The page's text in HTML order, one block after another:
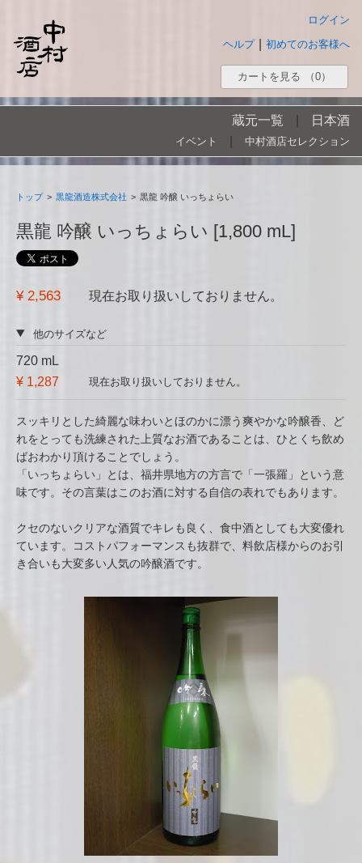
ログイン
初めてのお客様へ
ヘルプ
カートを見る （0）
蔵元一覧 日本酒
イベント 中村酒店セレクション
トップ > 黒龍酒造株式会社 > 黒龍 吟醸 いっちょらい
黒龍 吟醸 いっちょらい [1,800 mL]
¥ 2,563 現在お取り扱いしておりません。
他のサイズなど
720 mL
¥ 1,287
現在お取り扱いしておりません。
スッキリとした綺麗な味わいとほのかに漂う爽やかな吟醸香、ど
れをとっても洗練された上質なお酒であることは、ひとくち飲め
ばおわかり頂けることでしょう。
「いっちょらい」とは、福井県地方の方言で「一張羅」という意
味です。その言葉はこのお酒に対する自信の表れでもあります。
クセのないクリアな酒質でキレも良く、食中酒としても大変優れ
ています。コストパフォーマンスも抜群で、料飲店様からのお引
き合いも大変多い人気の吟醸酒です。